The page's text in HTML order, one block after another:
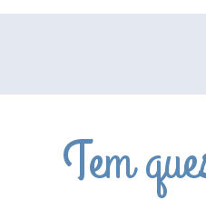
Tem